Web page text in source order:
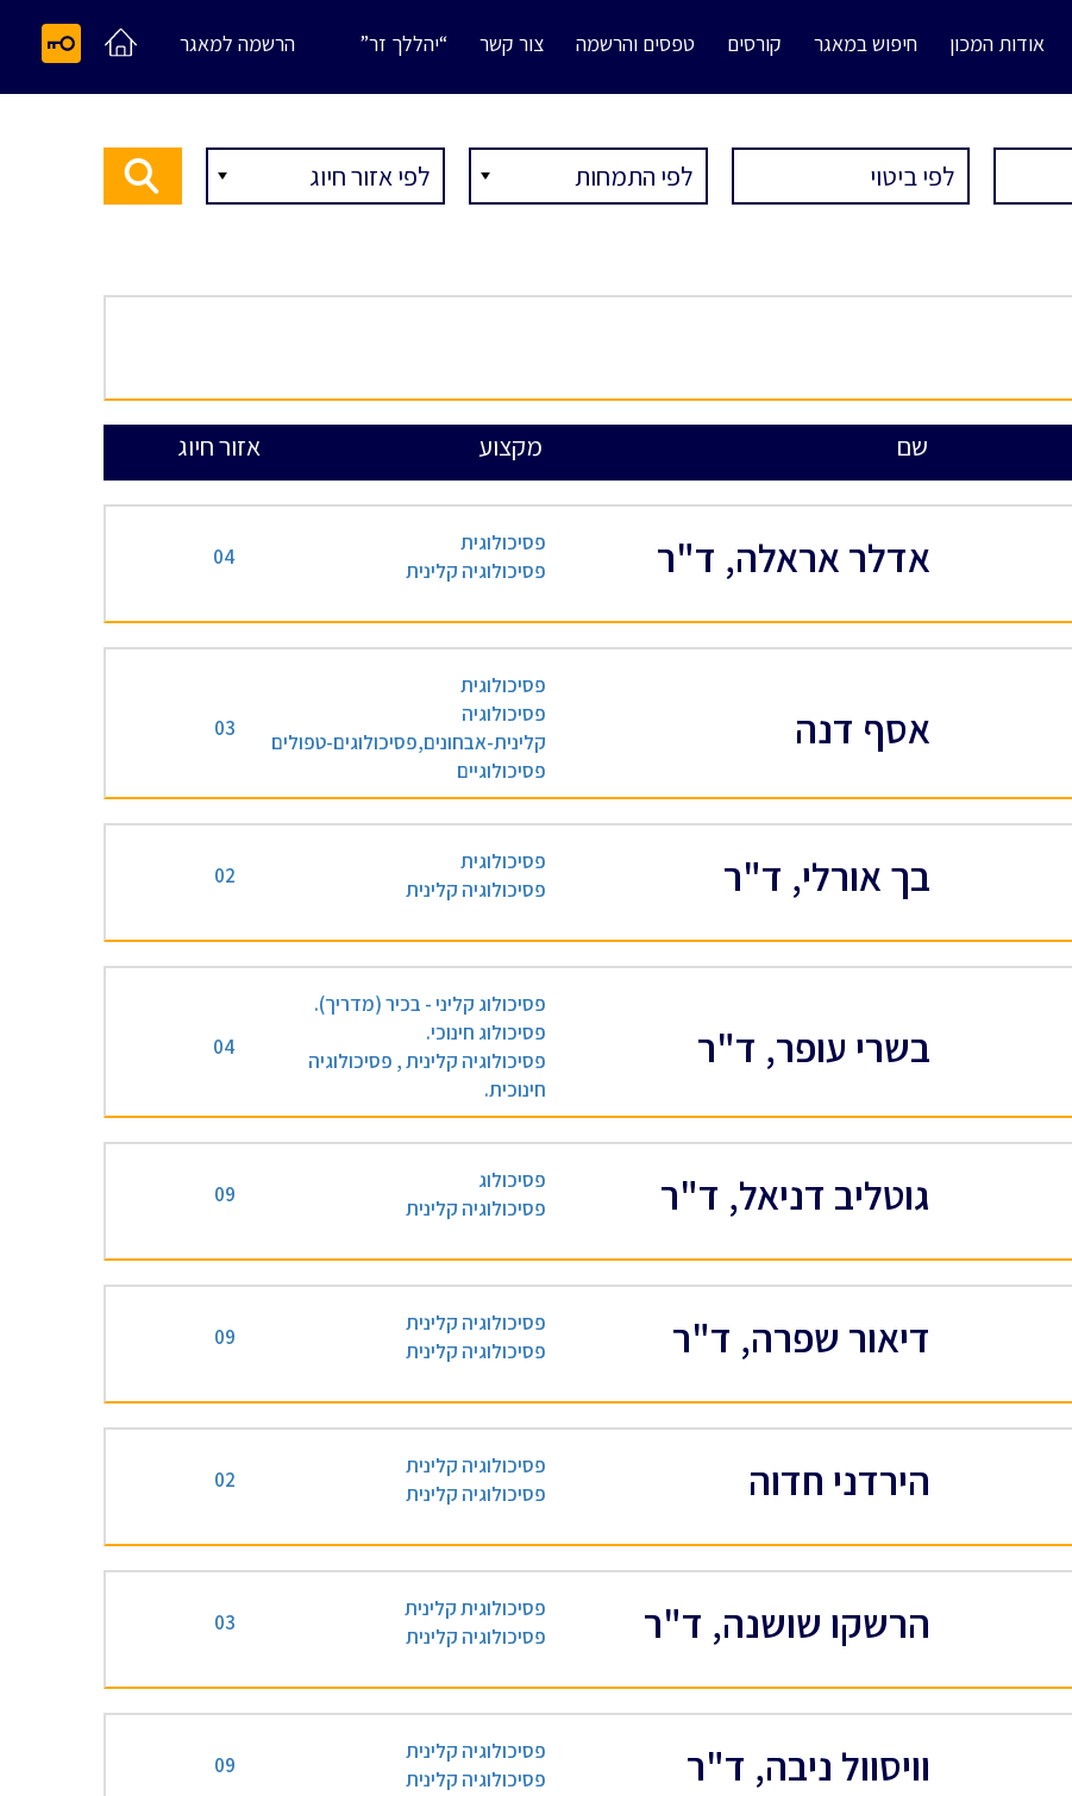
אודות המכון חיפוש במאגר קורסים טפסים והרשמה צור קשר “יהללך זר” הרשמה למאגר
שם מקצוע אזור חיוג
אדלר אראלה, ד"ר
פסיכולוגית
פסיכולוגיה קלינית
04
אסף דנה
פסיכולוגית
פסיכולוגיה
קלינית-אבחונים,פסיכולוגים-טפולים
פסיכולוגיים
03
בך אורלי, ד"ר
פסיכולוגית
פסיכולוגיה קלינית
02
בשרי עופר, ד"ר
פסיכולוג קליני - בכיר (מדריך).
פסיכולוג חינוכי.
פסיכולוגיה קלינית , פסיכולוגיה
חינוכית.
04
גוטליב דניאל, ד"ר
פסיכולוג
פסיכולוגיה קלינית
09
דיאור שפרה, ד"ר
פסיכולוגיה קלינית
פסיכולוגיה קלינית
09
הירדני חדוה
פסיכולוגיה קלינית
פסיכולוגיה קלינית
02
הרשקו שושנה, ד"ר
פסיכולוגית קלינית
פסיכולוגיה קלינית
03
וויסוול ניבה, ד"ר
פסיכולוגיה קלינית
פסיכולוגיה קלינית
09